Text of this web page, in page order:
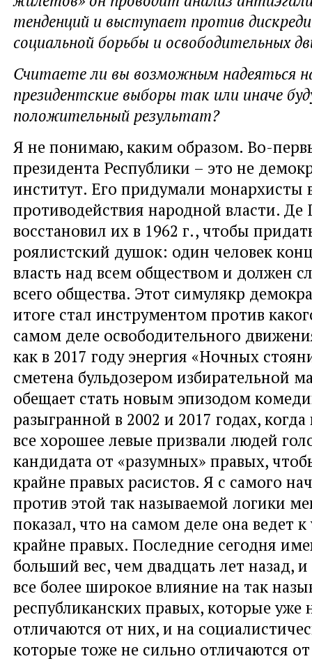
тенденций и выступает против
социальной борьбы и освободительных
Считаете ли вы возможным надеяться
президентские выборы так или иначе
положительный результат?
Я не понимаю, каким образом. Во-
президента Республики – это не
институт. Его придумали монархисты
противодействия народной власти. Де
восстановил их в 1962 г., чтобы
роялистский душок: один человек
власть над всем обществом и должен
всего общества. Этот симулякр
итоге стал инструментом против
самом деле освободительного
как в 2017 году энергия «Ночных
сметена бульдозером избирательной
обещает стать новым эпизодом
разыгранной в 2002 и 2017 годах,
все хорошее левые призвали людей
кандидата от «разумных» правых,
крайне правых расистов. Я с самого
против этой так называемой логики
показал, что на самом деле она ведет
крайне правых. Последние сегодня
больший вес, чем двадцать лет назад,
все более широкое влияние на так
республиканских правых, которые уже
отличаются от них, и на
которые тоже не сильно отличаются